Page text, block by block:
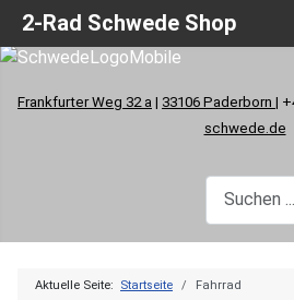
Frankfurter Weg 32 a | 33106 Paderborn |
schwede.de
Aktuelle Seite: Startseite Fahrrad
2-Rad Schwede Shop